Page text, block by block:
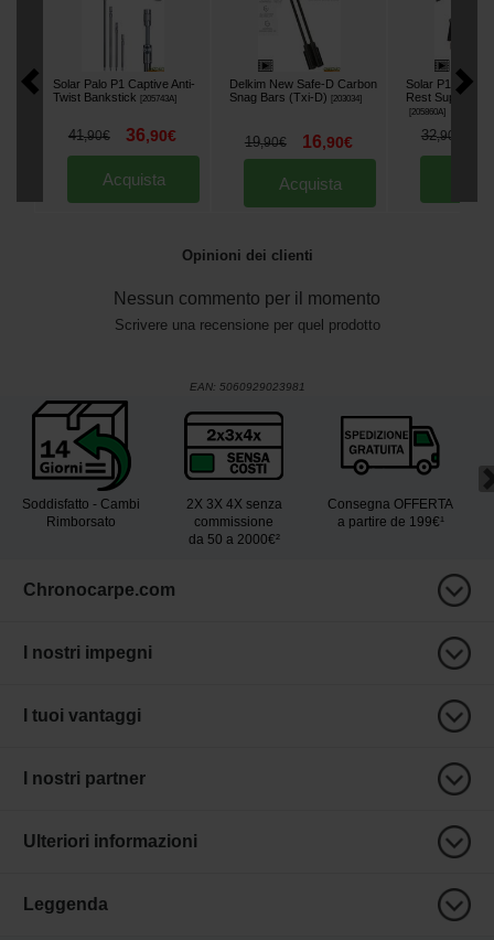
Solar Palo P1 Captive Anti-
Twist Bankstick
[205743A]
41,90€ 36,90€
Acquista
Delkim New Safe-D Carbon
Snag Bars (Txi-D)
[203034]
19,90€ 16,90€
Acquista
Solar P1
Rest Supporto
[205860A]
32,90
Opinioni dei clienti
Nessun commento per il momento
Scrivere una recensione per quel prodotto
EAN: 5060929023981
Soddisfatto - Cambi
Rimborsato
2X 3X 4X senza
commissione
da 50 a 2000€²
Consegna OFFERTA
a partire de 199€¹
Chronocarpe.com
I nostri impegni
I tuoi vantaggi
I nostri partner
Ulteriori informazioni
Leggenda